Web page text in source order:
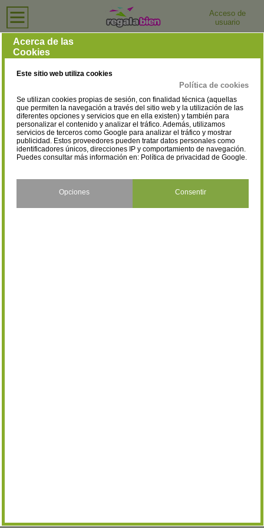
Acceso de
usuario
Perfumerías y Tiendas de Cosmética en Ceuta
Selecciona la localidad
Inicio › Perfumerías y Tiendas de Cosmética
Ceuta
Acerca de las
Cookies
Este sitio web utiliza cookies
Política de cookies
Se utilizan cookies propias de sesión, con finalidad técnica (aquellas
que permiten la navegación a través del sitio web y la utilización de las
diferentes opciones y servicios que en ella existen) y también para
personalizar el contenido y analizar el tráfico. Además, utilizamos
servicios de terceros como Google para analizar el tráfico y mostrar
publicidad. Estos proveedores pueden tratar datos personales como
identificadores únicos, direcciones IP y comportamiento de navegación.
Puedes consultar más información en: Política de privacidad de Google.
Opciones Consentir